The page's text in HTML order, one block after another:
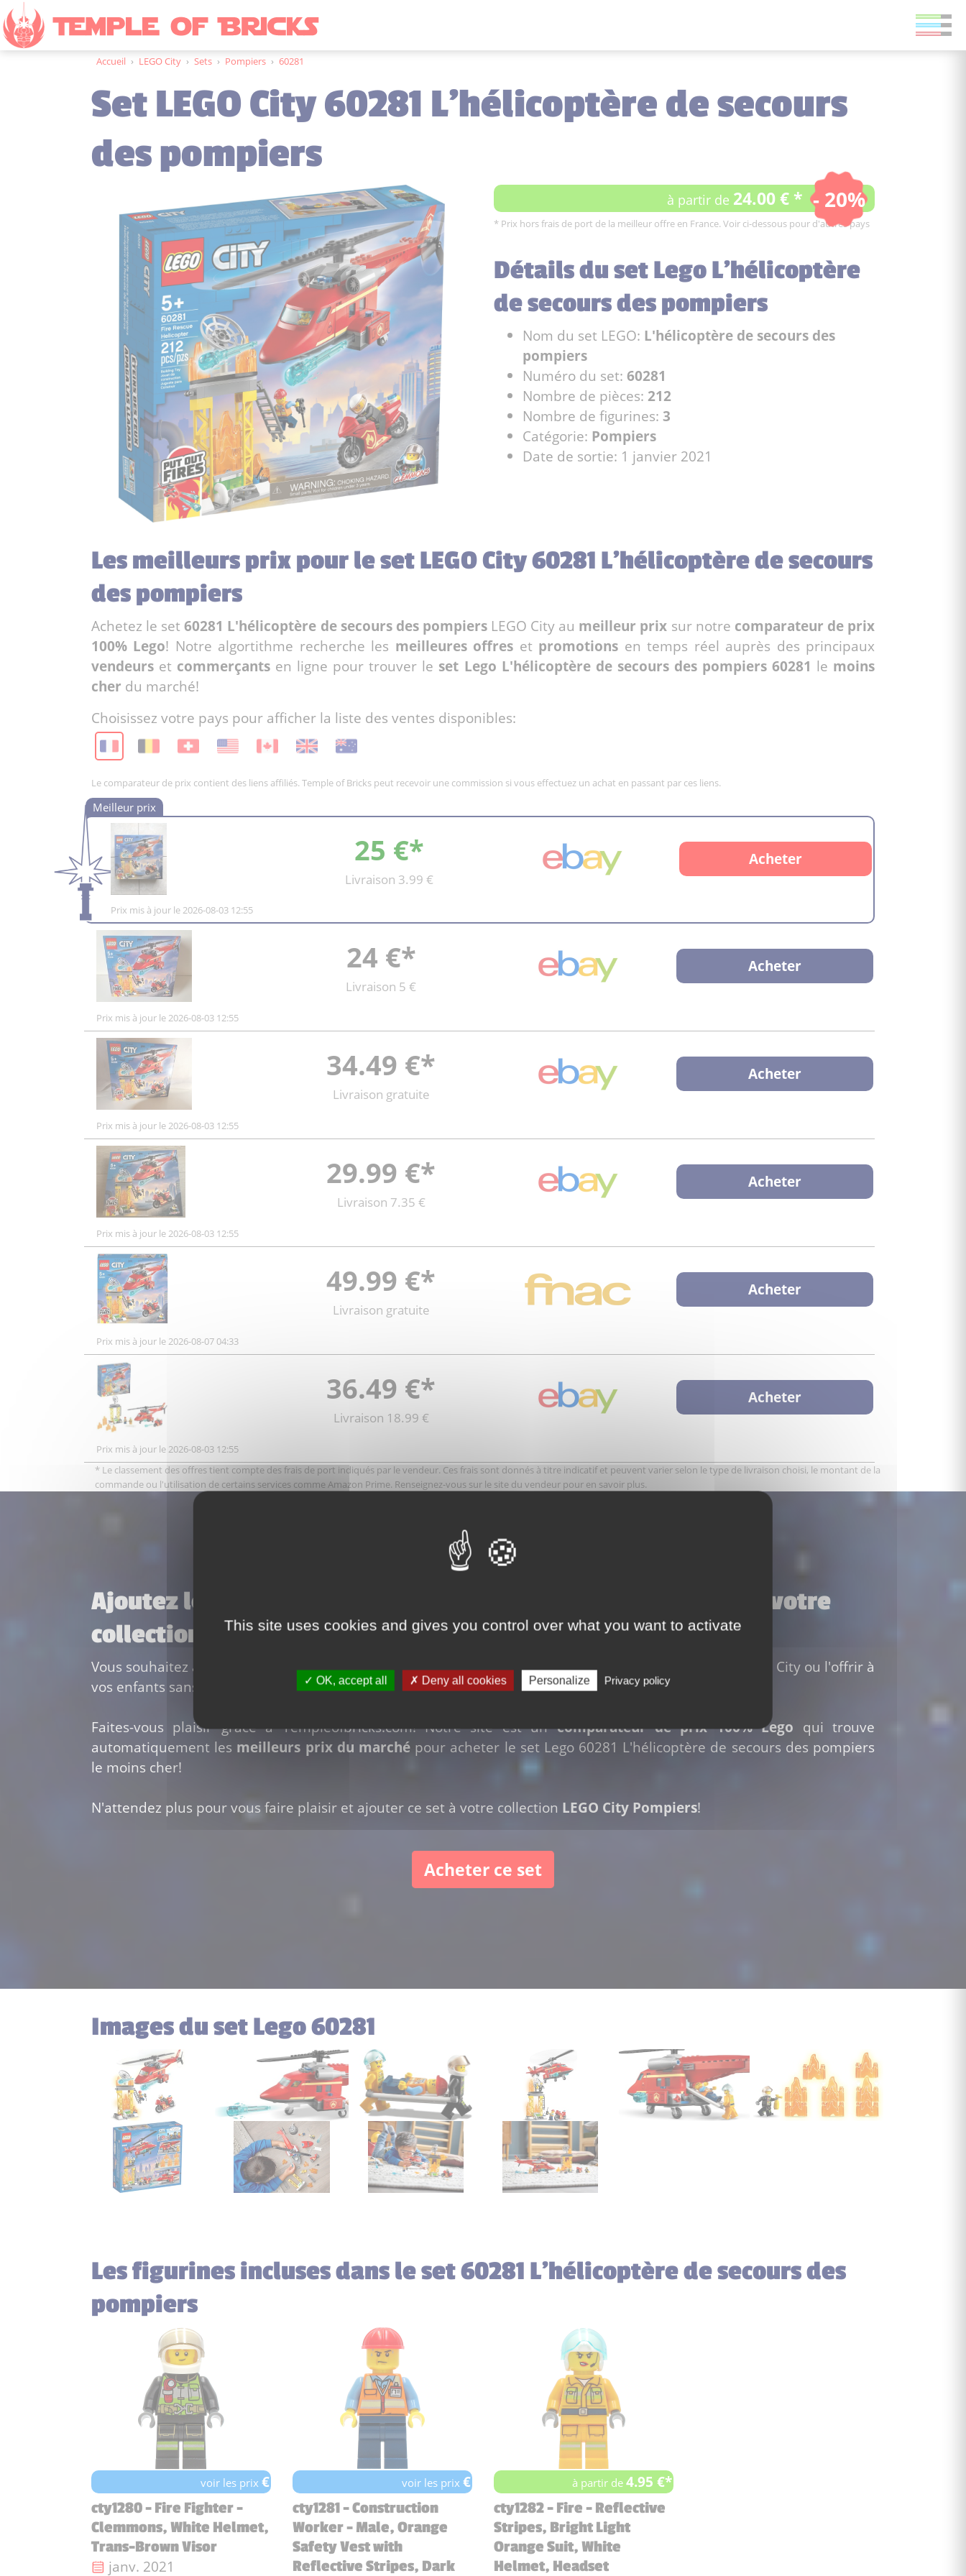
Accueil › LEGO City › Sets › Pompiers › 60281
Set LEGO City 60281 L'hélicoptère de secours
des pompiers
à partir de 24.00 € * - 20%
* Prix hors frais de port de la meilleur offre en France. Voir ci-dessous pour d'autres pays
Détails du set Lego L'hélicoptère
de secours des pompiers
Nom du set LEGO: L'hélicoptère de secours des
pompiers
Numéro du set: 60281
Nombre de pièces: 212
Nombre de figurines: 3
Catégorie: Pompiers
Date de sortie: 1 janvier 2021
Les meilleurs prix pour le set LEGO City 60281 L'hélicoptère de secours
des pompiers
Achetez le set60281 L'hélicoptère de secours des pompiersLEGO City au meilleur prix sur notre comparateur de prix
100% Lego! Notre algortithme recherche les meilleures offres et promotions en temps réel auprès des principaux
vendeurs et commerçants en ligne pour trouver le set Lego L'hélicoptère de secours des pompiers 60281 le moins
cher du marché!
Choisissez votre pays pour afficher la liste des ventes disponibles:
Le comparateur de prix contient des liens affiliés. Temple of Bricks peut recevoir une commission si vous effectuez un achat en passant par ces liens.
25 €*
Livraison 3.99 €
Acheter
Prix mis à jour le 2026-08-03 12:55
24 €*
Livraison 5 €
Acheter
Prix mis à jour le 2026-08-03 12:55
34.49 €*
Livraison gratuite
Acheter
Prix mis à jour le 2026-08-03 12:55
29.99 €*
Livraison 7.35 €
Acheter
Prix mis à jour le 2026-08-03 12:55
49.99 €*
Livraison gratuite
Acheter
Prix mis à jour le 2026-08-07 04:33
36.49 €*
Livraison 18.99 €
Acheter
Prix mis à jour le 2026-08-03 12:55
* Le classement des offres tient compte des frais de port indiqués par le vendeur. Ces frais sont donnés à titre indicatif et peuvent varier selon le type de livraison choisi, le montant de la
commande ou l'utilisation de certains services comme Amazon Prime. Renseignez-vous sur le site du vendeur pour en savoir plus.
Ajoutez le set 60281 L'hélicoptère de secours des pompiers à votre
collection LEGO City
Vous souhaitez ajouter le set Lego 60281 L'hélicoptère de secours des pompiers
à votre collection LEGO City ou l'offrir à
vos enfants sans vous ruiner?
Faites-vous plaisir grâce à Templeofbricks.com! Notre site est uncomparateur de prix 100% Lego qui trouve
automatiquement les meilleurs prix du marchépour acheter le set Lego 60281 L'hélicoptère de secours des pompiers
le moins cher!
N'attendez plus pour vous faire plaisir et ajouter ce set à votre collection LEGO City Pompiers!
Acheter ce set
Images du set Lego 60281
Les figurines incluses dans le set 60281 L'hélicoptère de secours des
pompiers
voir les prix€
cty1280 - Fire Fighter -
Clemmons, White Helmet,
Trans-Brown Visor
Date de sortie :
janv. 2021
voir les prix€
cty1281 - Construction
Worker - Male, Orange
Safety Vest with
Reflective Stripes, Dark
à partir de4.95 €*
cty1282 - Fire - Reflective
Stripes, Bright Light
Orange Suit, White
Helmet, Headset
This site uses cookies and gives you control over what you want to activate
OK, accept all Deny all cookies Personalize Privacy policy